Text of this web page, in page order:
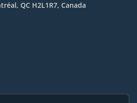
QC H2L1R7, Canada